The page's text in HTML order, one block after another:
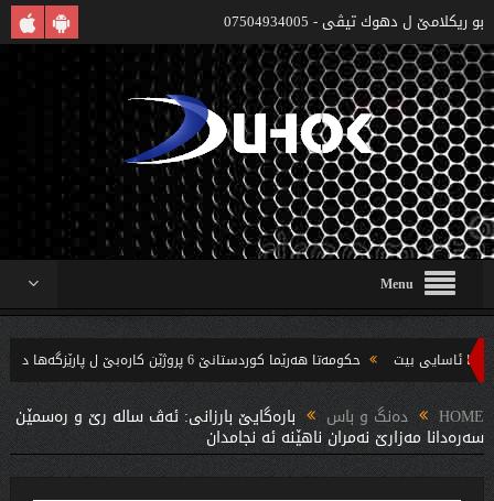
بو ريكلامێ ل دهوك تیڤی - 07504934005
Menu
حکومەتا هەرێما کوردستانێ 6 پروژێن کارەبێ ل پارێزگەها دهوکێ هنارتنه‌ قوناغا بجهئینانێ
بریار ده‌رئێخستن
HOME دەنگ و باس بارەگایێ بارزانی: ئەڤ سالە رێ و رەسمێن
سەرەدانا مەزارێ نەمران ناهێنە ئە نجامدان